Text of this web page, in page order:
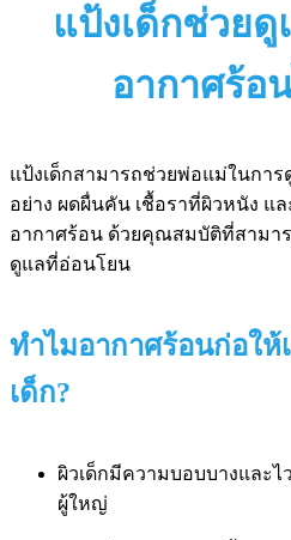
แป้งเด็กช่วย
อากาศร้อ
แป้งเด็กสามารถช่วยพ่อแม่ในการ
อย่าง ผดผื่นคัน เชื้อราที่ผิวหนัง แ
อากาศร้อน ด้วยคุณสมบัติที่สามา
ดูแลที่อ่อนโยน
ทำไมอากาศร้อนก่อให้
เด็ก?
ผิวเด็กมีความบอบบางและ
ผู้ใหญ่